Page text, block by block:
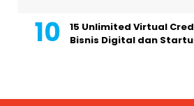
15 Unlimited Virtual
Bisnis Digital dan